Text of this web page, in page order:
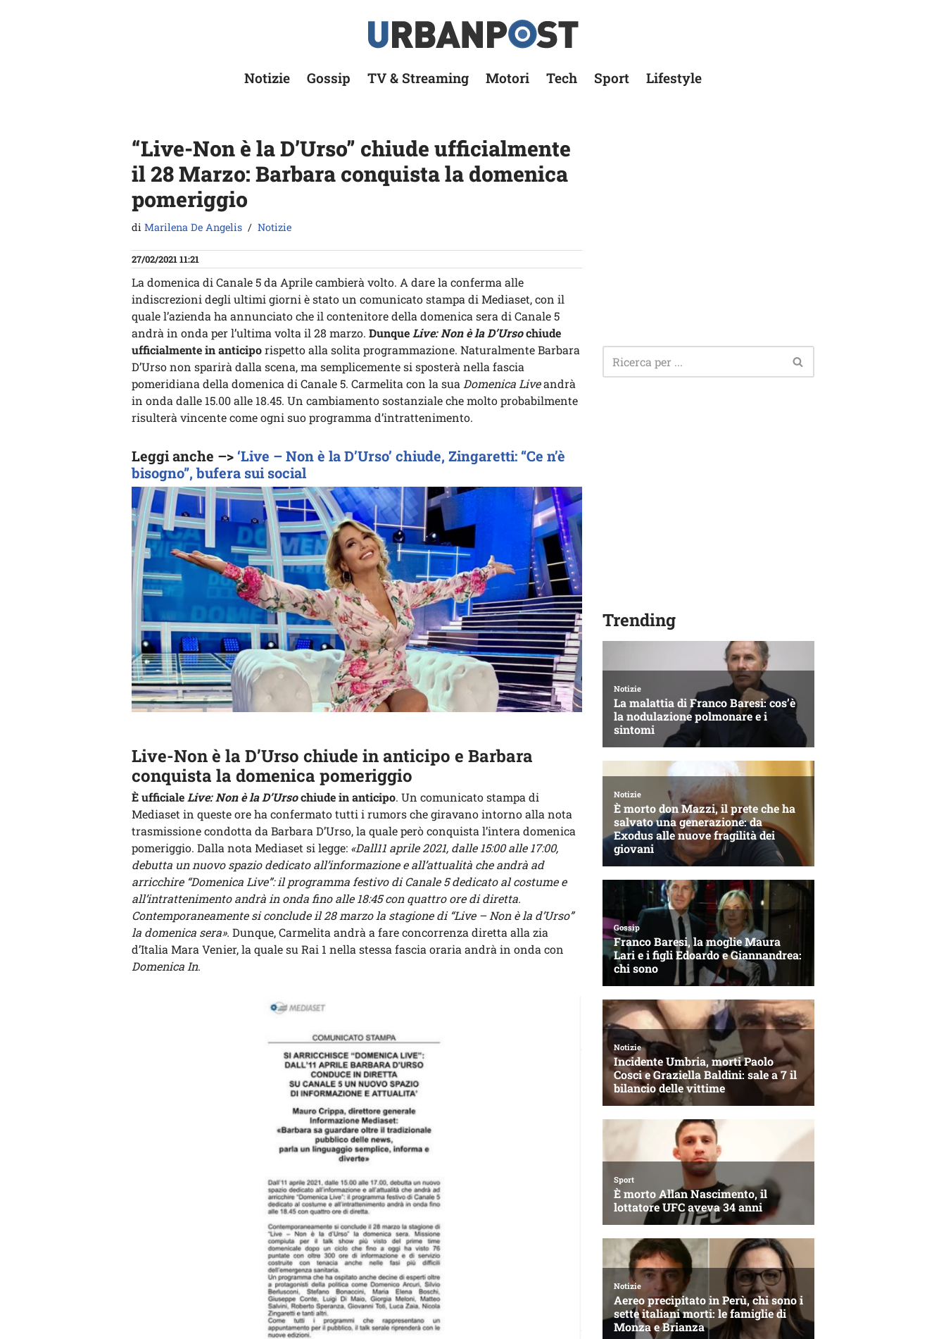
Notizie Gossip TV & Streaming Motori Tech Sport Lifestyle
“Live-Non è la D’Urso” chiude ufficialmente
il 28 Marzo: Barbara conquista la domenica
pomeriggio
di Marilena De Angelis Notizie
27/02/2021 11:21
La domenica di Canale 5 da Aprile cambierà volto. A dare la conferma alle
indiscrezioni degli ultimi giorni è stato un comunicato stampa di Mediaset, con il
quale l’azienda ha annunciato che il contenitore della domenica sera di Canale 5
andrà in onda per l’ultima volta il 28 marzo. Dunque Live: Non è la D’Ursochiude
ufficialmente in anticiporispetto alla solita programmazione. Naturalmente Barbara
D’Urso non sparirà dalla scena, ma semplicemente si sposterà nella fascia
pomeridiana della domenica di Canale 5. Carmelita con la sua Domenica Liveandrà
in onda dalle 15.00 alle 18.45. Un cambiamento sostanziale che molto probabilmente
risulterà vincente come ogni suo programma d’intrattenimento.
Leggi anche –> ‘Live – Non è la D’Urso’ chiude, Zingaretti: “Ce n’è
bisogno”, bufera sui social
Live-Non è la D’Urso chiude in anticipo e Barbara
conquista la domenica pomeriggio
È ufficiale Live: Non è la D’Ursochiude in anticipo. Un comunicato stampa di
Mediaset in queste ore ha confermato tutti i rumors che giravano intorno alla nota
trasmissione condotta da Barbara D’Urso, la quale però conquista l’intera domenica
pomeriggio. Dalla nota Mediaset si legge: «Dall11 aprile 2021, dalle 15:00 alle 17:00,
debutta un nuovo spazio dedicato all’informazione e all’attualità che andrà ad
arricchire “Domenica Live”: il programma festivo di Canale 5 dedicato al costume e
all’intrattenimento andrà in onda fino alle 18:45 con quattro ore di diretta.
Contemporaneamente si conclude il 28 marzo la stagione di “Live – Non è la d’Urso”
la domenica sera». Dunque, Carmelita andrà a fare concorrenza diretta alla zia
d’Italia Mara Venier, la quale su Rai 1 nella stessa fascia oraria andrà in onda con
Domenica In.
Trending